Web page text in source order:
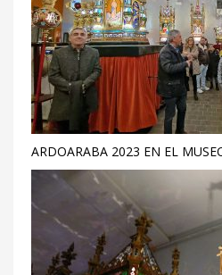
ARDOARABA 2023 EN EL